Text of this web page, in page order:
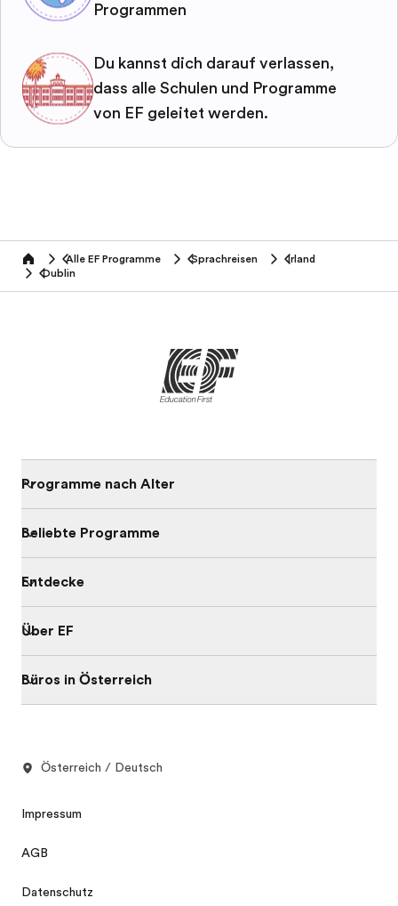
Programmen
Du kannst dich darauf verlassen,
dass alle Schulen und Programme
von EF geleitet werden.
home Alle EF Programme Sprachreisen
Irland
Dublin
Programme nach Alter
Beliebte Programme
Entdecke
Über EF
Büros in Österreich
Österreich / Deutsch
Impressum
AGB
Datenschutz